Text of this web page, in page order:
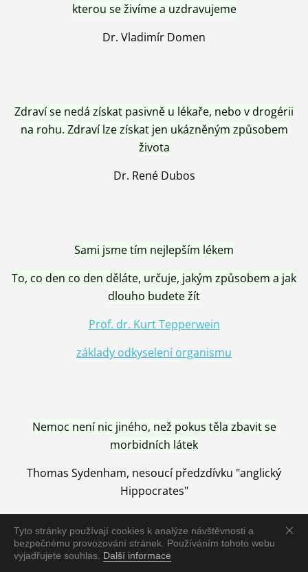
Tyto stránky používají cookies k analýze návštěvnosti a
bezpečnému provozování stránek. Používáním tohoto webu
vyjadřujete souhlas. Další informace
kterou se živíme a uzdravujeme
Dr. Vladimír Domen
Zdraví se nedá získat pasivně u lékaře, nebo v drogérii
na rohu. Zdraví lze získat jen ukázněným způsobem
života
Dr. René Dubos
Sami jsme tím nejlepším lékem
To, co den co den děláte, určuje, jakým způsobem a jak
dlouho budete žít
Prof. dr. Kurt Tepperwein
základy odkyselení organismu
Nemoc není nic jiného, než pokus těla zbavit se
morbidních látek
Thomas Sydenham, nesoucí předzdívku "anglický
Hippocrates"
Nemoc je vyléčena jen pomocí Přírody, neutralizací a